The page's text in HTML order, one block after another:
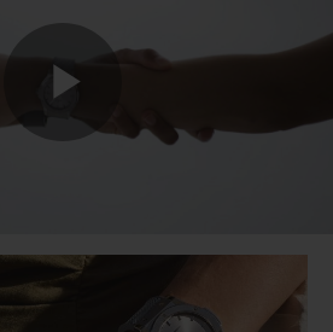
Play
Video